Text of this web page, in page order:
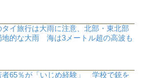
タイ旅行は大雨に注意、北部・東北部
地的な大雨 海は3メートル超の高波も
者65％が「いじめ経験」 学校で銃を